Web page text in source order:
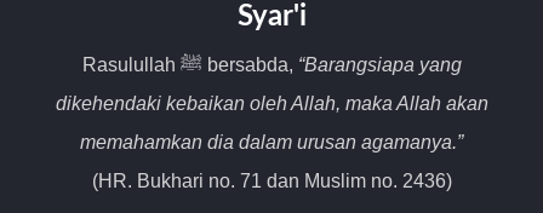
Syar'i
Rasulullah ﷺ bersabda, “Barangsiapa yang
dikehendaki kebaikan oleh Allah, maka Allah akan
memahamkan dia dalam urusan agamanya.”
(HR. Bukhari no. 71 dan Muslim no. 2436)